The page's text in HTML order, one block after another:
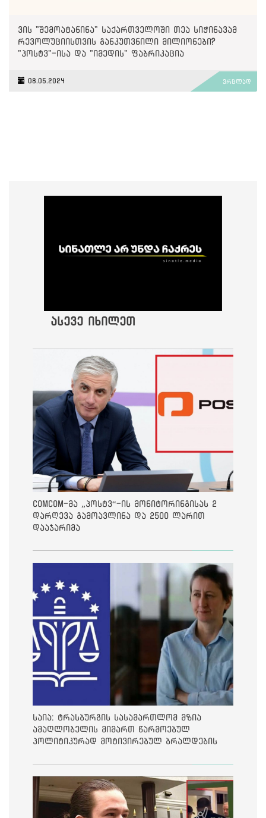
ვის "შემოატანინა" საქართველოში თეა სიჭინავამ
რევოლუციისთვის განკუთვნილი მილიონები?
"პოსტვ"-ისა და "იმედის" ფაბრიკაცია
08.05.2024 ვრცლად
ასევე იხილეთ
ComCom-მა „პოსტვ“-ის მონიტორინგისას 2
დარღევა გამოავლინა და 2500 ლარით
დააჯარიმა
საია: ტრასბურგის სასამართლომ მზია
ამაღლობელის მიმართ წარმოებულ
პოლიტიკურად მოტივირებულ ბრალდების